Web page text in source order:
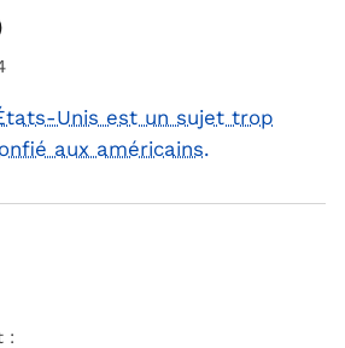
Unis est un sujet trop
aux américains.
: